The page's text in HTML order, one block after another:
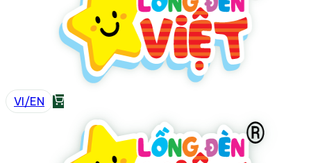
VI/EN